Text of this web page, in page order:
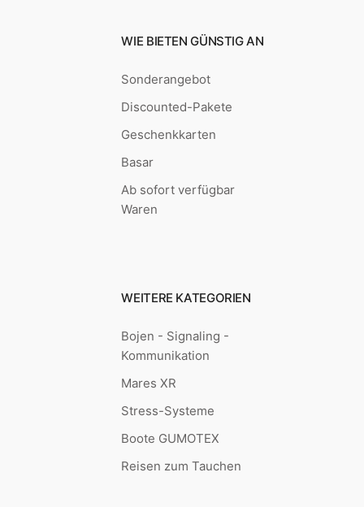
WIE BIETEN GÜNSTIG AN
Sonderangebot
Discounted-Pakete
Geschenkkarten
Basar
Ab sofort verfügbar
Waren
WEITERE KATEGORIEN
Bojen - Signaling -
Kommunikation
Mares XR
Stress-Systeme
Boote GUMOTEX
Reisen zum Tauchen